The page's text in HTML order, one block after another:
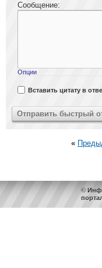
Сообщение:
Опции
Вставить цитату в
«
©